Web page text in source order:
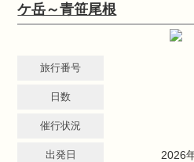
ケ岳～青笹尾根
旅行番号
日数
催行状況
出発日 2026